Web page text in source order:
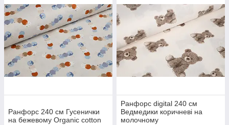
Ранфорс 240 см Гусенички
на бежевому Organic cotton
Ранфорс digital 240 см
Ведмедики коричневі на
молочному